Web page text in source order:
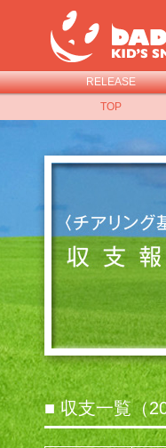
RELEASE
TOP
■ 収支一覧（